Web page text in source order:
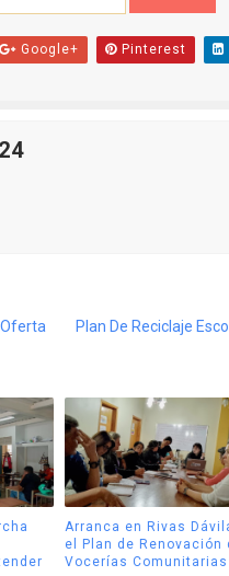
Google+ Pinterest
Plan De Reciclaje
Arranca en Rivas
el Plan de Renovación
Vocerías Comunitarias